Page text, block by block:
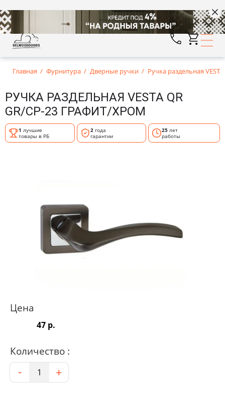
Главная Фурнитура Дверные ручки Ручка раздельная
РУЧКА РАЗДЕЛЬНАЯ VESTA QR
GR/CP-23 ГРАФИТ/ХРОМ
1 лучшие
товары в РБ
2года
гарантии
25 лет
работы
Цена
47 р.
Количество :
Количество
- +